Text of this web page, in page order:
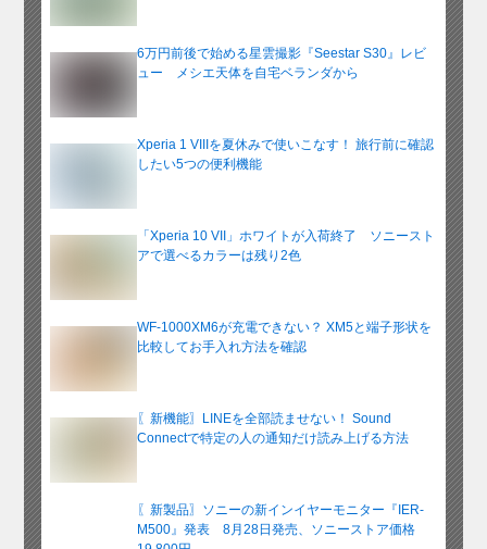
6万円前後で始める星雲撮影『Seestar S30』レビ
ュー メシエ天体を自宅ベランダから
Xperia 1 VIIIを夏休みで使いこなす！ 旅行前に確認
したい5つの便利機能
「Xperia 10 VII」ホワイトが入荷終了 ソニースト
アで選べるカラーは残り2色
WF-1000XM6が充電できない？ XM5と端子形状を
比較してお手入れ方法を確認
〖新機能〗LINEを全部読ませない！ Sound
Connectで特定の人の通知だけ読み上げる方法
〖新製品〗ソニーの新インイヤーモニター『IER-
M500』発表 8月28日発売、ソニーストア価格